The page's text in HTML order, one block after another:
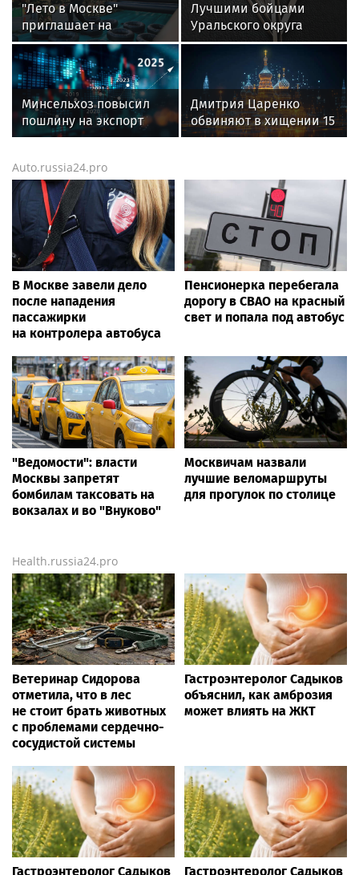
"Лето в Москве"
приглашает на
соревнования и другие
мероприятия,
посвящённые СВО
Лучшими бойцами
Уральского округа
Росгвардии стали
военнослужащие
озерского соединения
по охране важных
государственных
объектов
Минсельхоз повысил
пошлину на экспорт
пшеницы с 12 августа
Дмитрия Царенко
обвиняют в хищении 15
млн рублей концертных
Auto.russia24.pro
В Москве завели дело
после нападения
пассажирки
на контролера автобуса
Пенсионерка перебегала
дорогу в СВАО на красный
свет и попала под автобус
"Ведомости": власти
Москвы запретят
бомбилам таксовать на
вокзалах и во "Внуково"
Москвичам назвали
лучшие веломаршруты
для прогулок по столице
Health.russia24.pro
Ветеринар Сидорова
отметила, что в лес
не стоит брать животных
с проблемами сердечно-
сосудистой системы
Гастроэнтеролог Садыков
объяснил, как амброзия
может влиять на ЖКТ
Гастроэнтеролог Садыков Гастроэнтеролог Садыков